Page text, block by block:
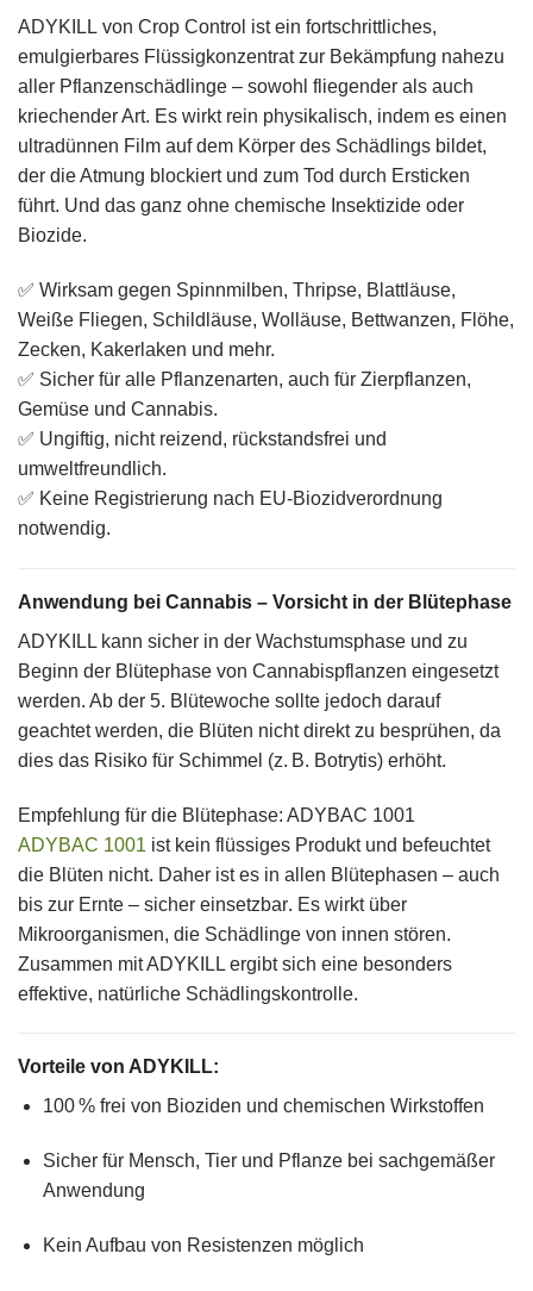
ADYKILL von Crop Control ist ein fortschrittliches,
emulgierbares Flüssigkonzentrat zur Bekämpfung nahezu
aller Pflanzenschädlinge – sowohl fliegender als auch
kriechender Art. Es wirkt rein physikalisch, indem es einen
ultradünnen Film auf dem Körper des Schädlings bildet,
der die Atmung blockiert und zum Tod durch Ersticken
führt. Und das ganz ohne chemische Insektizide oder
Biozide.
✅ Wirksam gegen Spinnmilben, Thripse, Blattläuse,
Weiße Fliegen, Schildläuse, Wolläuse, Bettwanzen, Flöhe,
Zecken, Kakerlaken und mehr.
✅ Sicher für alle Pflanzenarten, auch für Zierpflanzen,
Gemüse und Cannabis.
✅ Ungiftig, nicht reizend, rückstandsfrei und
umweltfreundlich.
✅ Keine Registrierung nach EU-Biozidverordnung
notwendig.
Anwendung bei Cannabis – Vorsicht in der Blütephase
ADYKILL kann sicher in der Wachstumsphase und zu
Beginn der Blütephase von Cannabispflanzen eingesetzt
werden. Ab der 5. Blütewoche sollte jedoch darauf
geachtet werden, die Blüten nicht direkt zu besprühen, da
dies das Risiko für Schimmel (z. B. Botrytis) erhöht.
Empfehlung für die Blütephase: ADYBAC 1001
ADYBAC 1001 ist kein flüssiges Produkt und befeuchtet
die Blüten nicht. Daher ist es in allen Blütephasen – auch
bis zur Ernte – sicher einsetzbar. Es wirkt über
Mikroorganismen, die Schädlinge von innen stören.
Zusammen mit ADYKILL ergibt sich eine besonders
effektive, natürliche Schädlingskontrolle.
Vorteile von ADYKILL:
100 % frei von Bioziden und chemischen Wirkstoffen
Sicher für Mensch, Tier und Pflanze bei sachgemäßer
Anwendung
Kein Aufbau von Resistenzen möglich